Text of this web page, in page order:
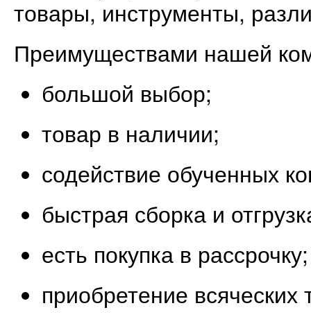
товары, инструменты,
Преимуществами нашей
большой выбор;
товар в наличии;
содействие обученных
быстрая сборка и
есть покупка в рассрочку;
приобретение